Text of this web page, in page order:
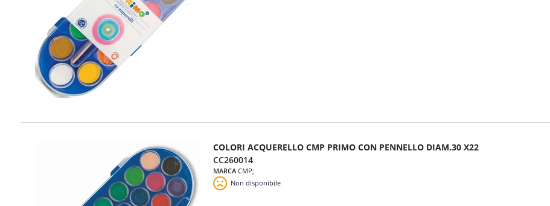
COLORI ACQUERELLO CMP PRIMO CON PENNELLO DIAM.30 X22
CC260014
MARCA CMP
Non disponibile